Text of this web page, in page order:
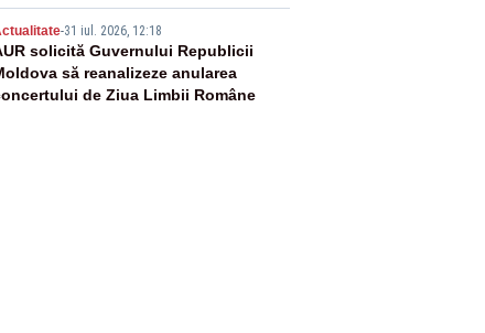
-31 iul. 2026, 12:18
solicită Guvernului Republicii
să reanalizeze anularea
de Ziua Limbii Române